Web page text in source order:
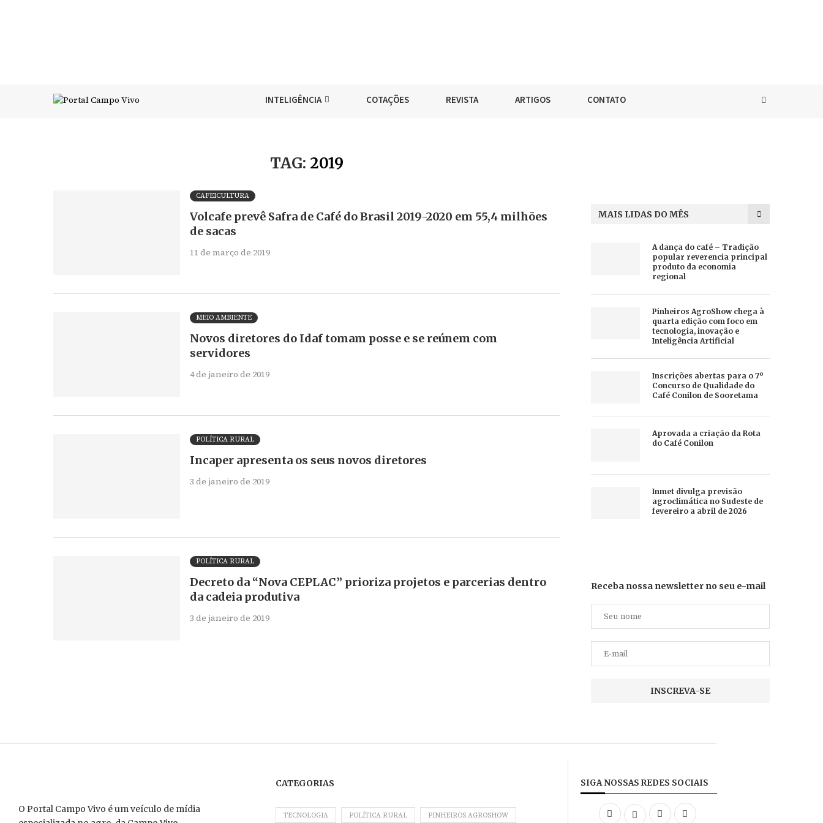
INTELIGÊNCIA COTAÇÕES REVISTA ARTIGOS CONTATO
TAG: 2019
CAFEICULTURA
Volcafe prevê Safra de Café do Brasil 2019-2020 em 55,4 milhões
de sacas
11 de março de 2019
MEIO AMBIENTE
Novos diretores do Idaf tomam posse e se reúnem com
servidores
4 de janeiro de 2019
POLÍTICA RURAL
Incaper apresenta os seus novos diretores
3 de janeiro de 2019
POLÍTICA RURAL
Decreto da “Nova CEPLAC” prioriza projetos e parcerias dentro
da cadeia produtiva
3 de janeiro de 2019
MAIS LIDAS DO MÊS
A dança do café – Tradição
popular reverencia principal
produto da economia
regional
Pinheiros AgroShow chega à
quarta edição com foco em
tecnologia, inovação e
Inteligência Artificial
Inscrições abertas para o 7º
Concurso de Qualidade do
Café Conilon de Sooretama
Aprovada a criação da Rota
do Café Conilon
Inmet divulga previsão
agroclimática no Sudeste de
fevereiro a abril de 2026
Receba nossa newsletter no seu e-mail
O Portal Campo Vivo é um veículo de mídia
CATEGORIAS
TECNOLOGIA POLÍTICA RURAL PINHEIROS AGROSHOW
SIGA NOSSAS REDES SOCIAIS